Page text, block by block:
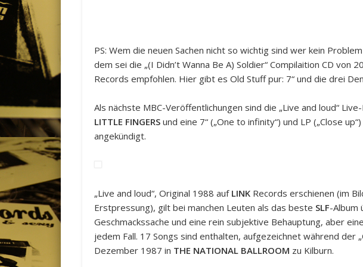
PS: Wem die neuen Sachen nicht so wichtig sind wer kein
dem sei die „(I Didn’t Wanna Be A) Soldier“ Compilaition CD von
Records empfohlen. Hier gibt es Old Stuff pur: 7“ und die drei
Als nächste MBC-Veröffentlichungen sind die „Live and loud“
LITTLE FINGERS und eine 7“ („One to infinity“) und LP („Close
angekündigt.
„Live and loud“, Original 1988 auf LINK Records erschienen (im
Erstpressung), gilt bei manchen Leuten als das beste SLF-Album
Geschmackssache und eine rein subjektive Behauptung, aber
jedem Fall. 17 Songs sind enthalten, aufgezeichnet während der
Dezember 1987 in THE NATIONAL BALLROOM zu Kilburn.